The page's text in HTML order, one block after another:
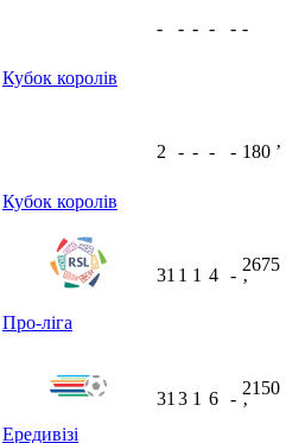
Кубок королів
- - - - - -
Кубок королів
2 - - - - 180 ʼ
Про-ліга
31 1 1 4 -
2675
ʼ
Ередивізі
31 3 1 6 -
2150
ʼ